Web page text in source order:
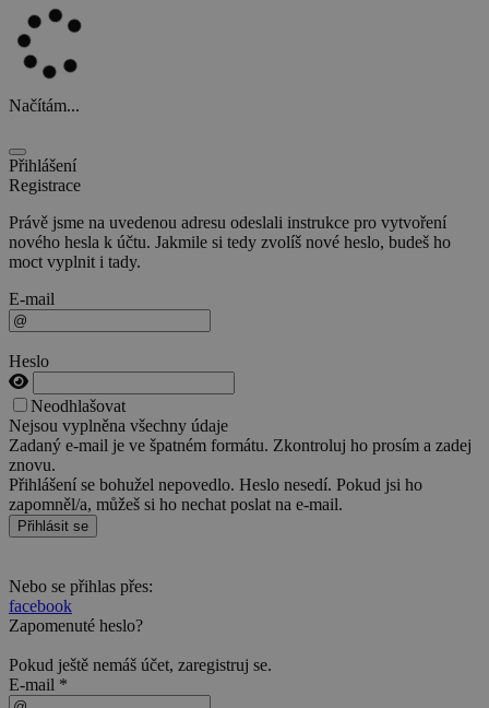
Načítám...
Přihlášení
Registrace
Právě jsme na uvedenou adresu odeslali instrukce pro vytvoření
nového hesla k účtu. Jakmile si tedy zvolíš nové heslo, budeš ho
moct vyplnit i tady.
E-mail
Heslo
Neodhlašovat
Nejsou vyplněna všechny údaje
Zadaný e-mail je ve špatném formátu. Zkontroluj ho prosím a zadej
znovu.
Přihlášení se bohužel nepovedlo. Heslo nesedí. Pokud jsi ho
zapomněl/a, můžeš si ho nechat poslat na e-mail.
Přihlásit se
Nebo se přihlas přes:
facebook
Zapomenuté heslo?
Pokud ještě nemáš účet, zaregistruj se.
E-mail *